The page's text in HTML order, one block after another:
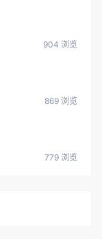
904 浏览
869 浏览
779 浏览